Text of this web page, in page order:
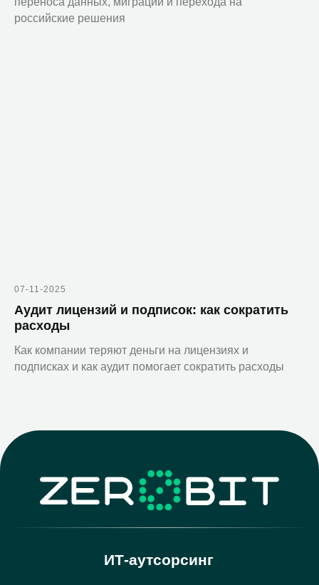
российские решения
07-11-2025
Аудит лицензий и подписок: как сократить
расходы
Как компании теряют деньги на лицензиях и
подписках и как аудит помогает сократить расходы